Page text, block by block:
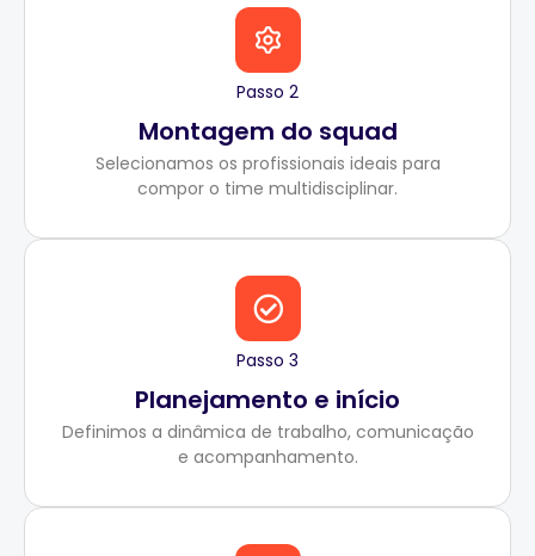
Passo 2
Montagem do squad
Selecionamos os profissionais ideais para
compor o time multidisciplinar.
Passo 3
Planejamento e início
Definimos a dinâmica de trabalho, comunicação
e acompanhamento.